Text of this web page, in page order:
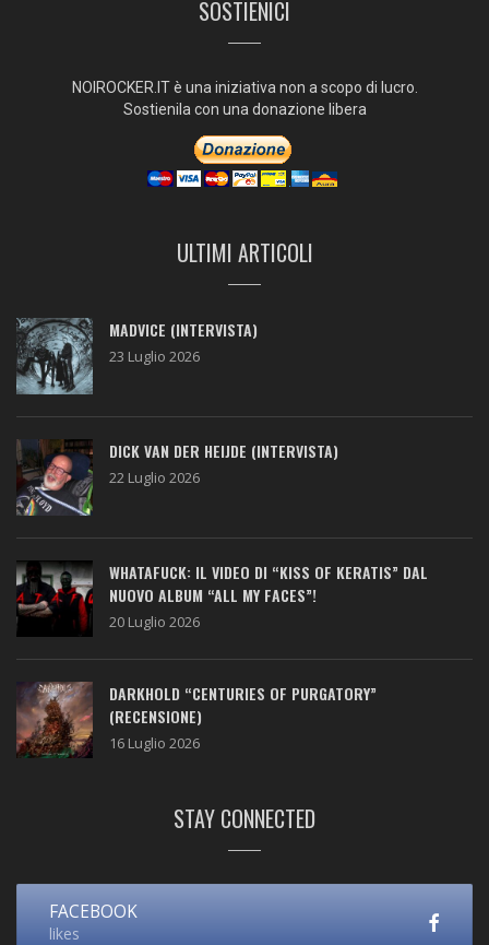
SOSTIENICI
NOIROCKER.IT è una iniziativa non a scopo di lucro.
Sostienila con una donazione libera
ULTIMI ARTICOLI
MADVICE (INTERVISTA)
23 Luglio 2026
DICK VAN DER HEIJDE (INTERVISTA)
22 Luglio 2026
WHATAFUCK: IL VIDEO DI “KISS OF KERATIS” DAL
NUOVO ALBUM “ALL MY FACES”!
20 Luglio 2026
DARKHOLD “CENTURIES OF PURGATORY”
(RECENSIONE)
16 Luglio 2026
STAY CONNECTED
FACEBOOK
likes